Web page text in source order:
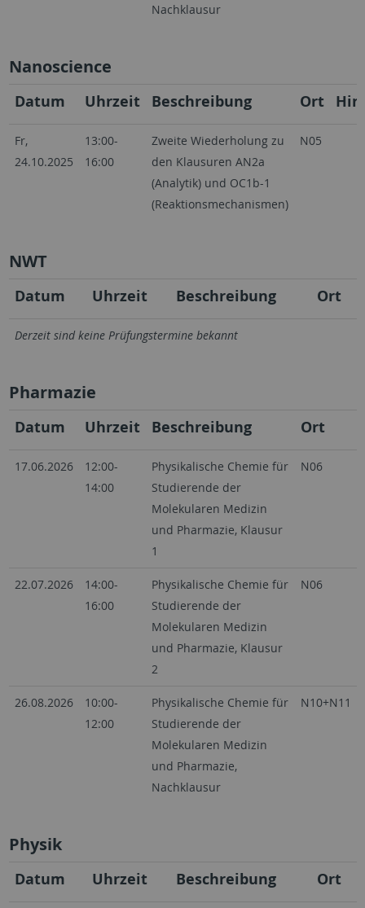
Nachklausur
Nanoscience
Datum Uhrzeit Beschreibung Ort
Fr,
24.10.2025
13:00-
16:00
Zweite Wiederholung zu
den Klausuren AN2a
(Analytik) und OC1b-1
(Reaktionsmechanismen)
N05
NWT
Datum Uhrzeit Beschreibung Ort
Derzeit sind keine Prüfungstermine bekannt
Pharmazie
Datum Uhrzeit Beschreibung Ort
17.06.2026
12:00-
14:00
Physikalische Chemie für
Studierende der
Molekularen Medizin
und Pharmazie, Klausur
1
N06
22.07.2026
14:00-
16:00
Physikalische Chemie für
Studierende der
Molekularen Medizin
und Pharmazie, Klausur
2
N06
26.08.2026
10:00-
12:00
Physikalische Chemie für
Studierende der
Molekularen Medizin
und Pharmazie,
Nachklausur
N10+N11
Physik
Datum Uhrzeit Beschreibung Ort